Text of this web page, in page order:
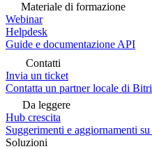
Materiale di formazione
Webinar
Helpdesk
Guide e documentazione API
Contatti
Invia un ticket
Contatta un partner locale di
Da leggere
Hub crescita
Suggerimenti e aggiornamenti
Soluzioni